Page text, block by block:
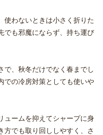
使わないときは小さく折りた
でも邪魔にならず、持ち運び
で、秋冬だけでなく春までし
での冷房対策としても使いや
ュームを抑えてシャープに身
方でも取り回ししやすく、さ